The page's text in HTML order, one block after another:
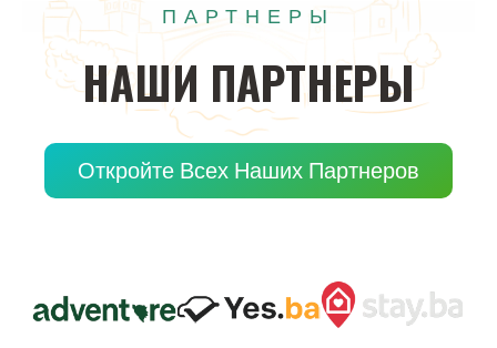
ПАРТНЕРЫ
НАШИ ПАРТНЕРЫ
Откройте Всех Наших Партнеров